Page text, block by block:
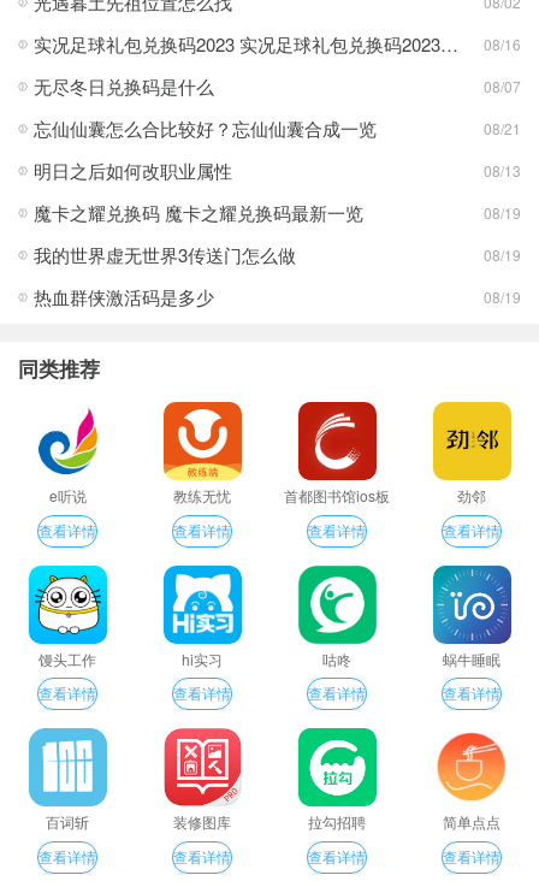
实况足球礼包兑换码2023 实况足球礼包兑换码2023最新一览 08/16
无尽冬日兑换码是什么 08/07
忘仙仙囊怎么合比较好？忘仙仙囊合成一览 08/21
明日之后如何改职业属性 08/13
魔卡之耀兑换码 魔卡之耀兑换码最新一览 08/19
我的世界虚无世界3传送门怎么做 08/19
热血群侠激活码是多少 08/19
同类推荐
e听说
查看详情
教练无忧
查看详情
首都图书馆ios板
查看详情
劲邻
查看详情
馒头工作
查看详情
hi实习
查看详情
咕咚
查看详情
蜗牛睡眠
查看详情
百词斩
查看详情
装修图库
查看详情
拉勾招聘
查看详情
简单点点
查看详情